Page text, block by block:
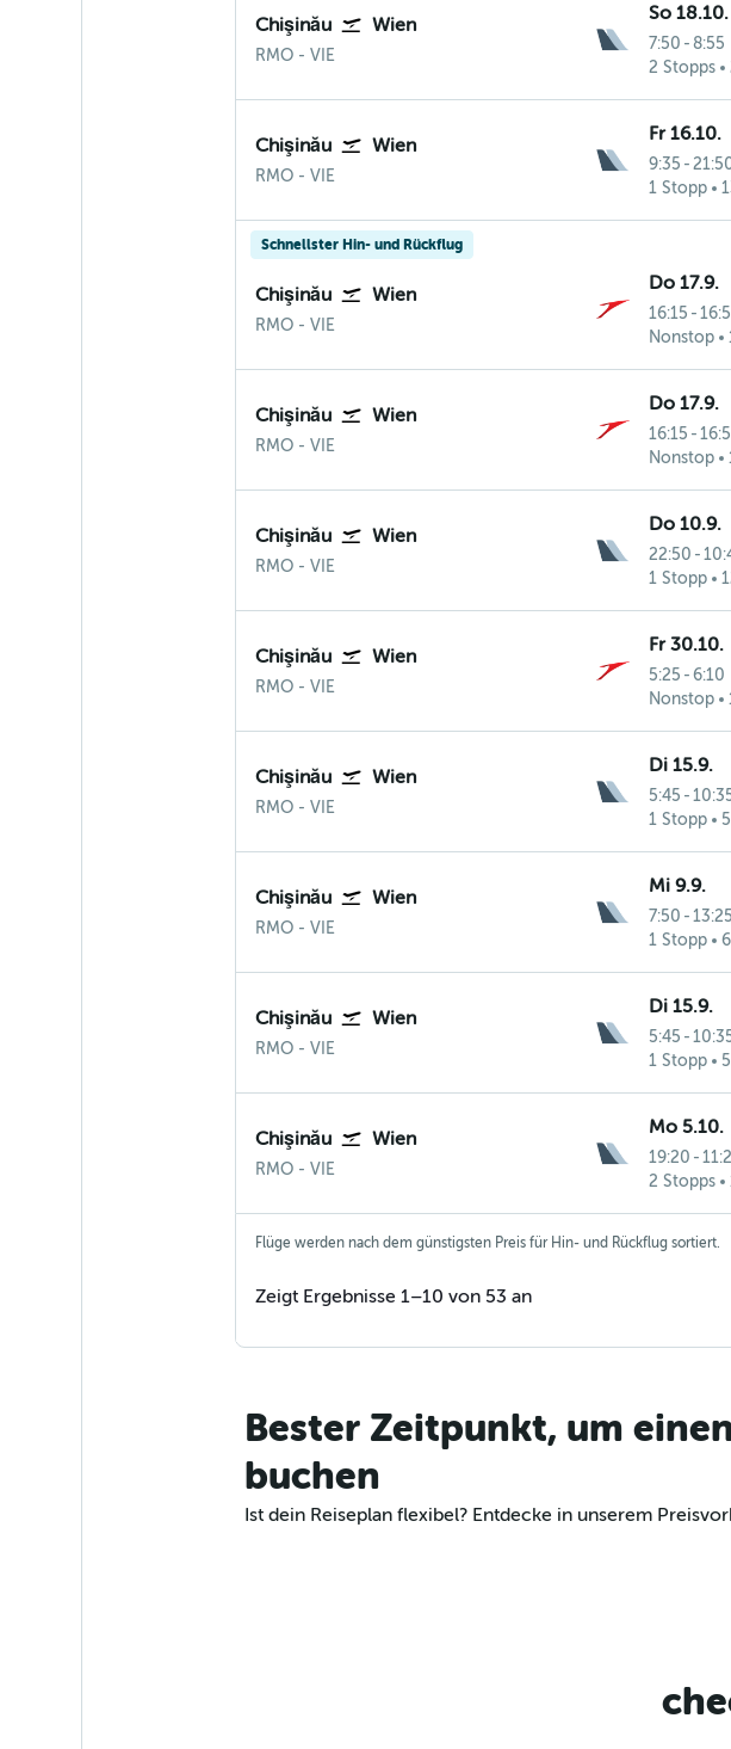
Chişinău Wien
RMO Chișinău
- VIE
So 18.10.
7:50 - 8:55
2 Stopps
Chişinău Wien
RMO Chișinău
- VIE
Fr 16.10.
9:35 -
1 Stopp
Schnellster Hin- und Rückflug
Chişinău Wien
RMO Chișinău
- VIE
Do 17.9.
16:15 -
Nonstop
Chişinău Wien
RMO Chișinău
- VIE
Do 17.9.
16:15 -
Nonstop
Chişinău Wien
RMO Chișinău
- VIE
Do 10.9.
22:50 -
1 Stopp
Chişinău Wien
RMO Chișinău
- VIE
Fr 30.10.
5:25 - 6:10
Nonstop
Chişinău Wien
RMO Chișinău
- VIE
Di 15.9.
5:45 -
1 Stopp
Chişinău Wien
RMO Chișinău
- VIE
Mi 9.9.
7:50 - 13:25
1 Stopp
Chişinău Wien
RMO Chișinău
- VIE
Di 15.9.
5:45 -
1 Stopp
Chişinău Wien
RMO Chișinău
- VIE
Mo 5.10.
19:20 -
2 Stopps
Flüge werden nach dem günstigsten Preis für Hin- und Rückflug sortiert.
Zeigt Ergebnisse 1–10 von 53 an
Bester Zeitpunkt, um
buchen
Ist dein Reiseplan flexibel? Entdecke in unserem